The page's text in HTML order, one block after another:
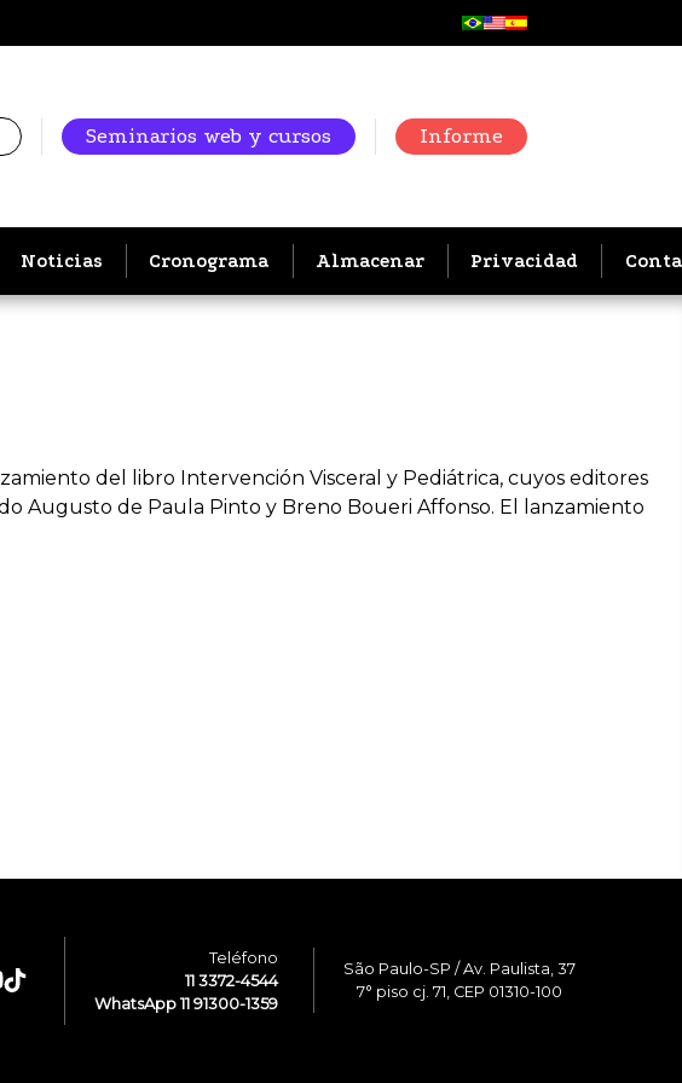
Seminarios web y cursos Informe
Noticias Cronograma Almacenar Privacidad
del libro Intervención Visceral y Pediátrica, cuyos editores
Augusto de Paula Pinto y Breno Boueri Affonso. El lanzamiento
Teléfono
11 3372-4544
WhatsApp 11 91300-1359
São Paulo-SP / Av. Paulista, 37
7° piso cj. 71, CEP 01310-100